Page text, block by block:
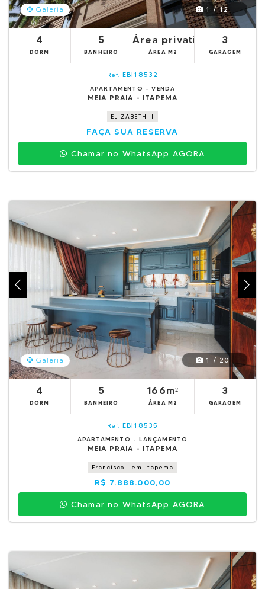
Galeria 1 / 12
4
DORM
5
BANHEIRO
Área privativa 261.05m²
ÁREA M2
3
GARAGEM
Ref. EBI18532
APARTAMENTO - VENDA
MEIA PRAIA - ITAPEMA
ELIZABETH II
FAÇA SUA RESERVA
Chamar no WhatsApp AGORA
Galeria 1 / 20
4
DORM
5
BANHEIRO
166m²
ÁREA M2
3
GARAGEM
Ref. EBI18535
APARTAMENTO - LANÇAMENTO
MEIA PRAIA - ITAPEMA
Francisco I em Itapema
R$ 7.888.000,00
Chamar no WhatsApp AGORA